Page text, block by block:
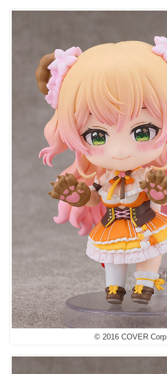
© 2016 COVER Corp.